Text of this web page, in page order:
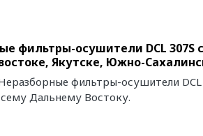
фильтры-осушители DCL
Якутске, Южно-
фильтры-осушители
Дальнему Востоку.